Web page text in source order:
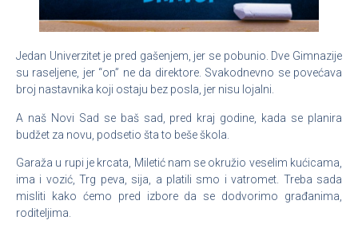
Jedan Univerzitet je pred gašenjem, jer se pobunio. Dve Gimnazije
su raseljene, jer “on” ne da direktore. Svakodnevno se povećava
broj nastavnika koji ostaju bez posla, jer nisu lojalni.
A naš Novi Sad se baš sad, pred kraj godine, kada se planira
budžet za novu, podsetio šta to beše škola.
Garaža u rupi je krcata, Miletić nam se okružio veselim kućicama,
ima i vozić, Trg peva, sija, a platili smo i vatromet. Treba sada
misliti kako ćemo pred izbore da se dodvorimo građanima,
roditeljima.